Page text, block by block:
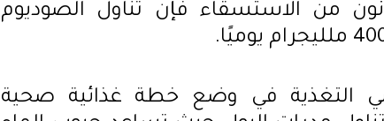
من الاستسقاء فإن تناول الصوديوم
التغذية في وضع خطة غذائية صحية